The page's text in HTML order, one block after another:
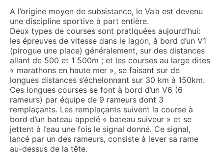
A l’origine moyen de subsistance, le Va’a est devenu
une discipline sportive à part entière.
Deux types de courses sont pratiquées aujourd’hui:
les épreuves de vitesse dans le lagon, à bord d’un V1
(pirogue une place) généralement, sur des distances
allant de 500 et 1 500m ; et les courses au large dites
« marathons en haute mer », se faisant sur de
longues distances s’échelonnant sur 30 km à 150km.
Ces longues courses se font à bord d’un V6 (6
rameurs) par équipe de 9 rameurs dont 3
remplaçants. Les remplaçants suivent la course à
bord d’un bateau appelé « bateau suiveur » et se
jettent à l’eau une fois le signal donné. Ce signal,
lancé par un des rameurs, consiste à lever sa rame
au-dessus de la tête.